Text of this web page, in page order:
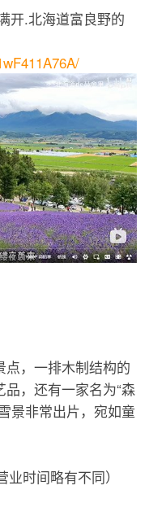
开.北海道富良野的
，一排木制结构的
，还有一家名为“森
景非常出片，宛如童
时间略有不同）